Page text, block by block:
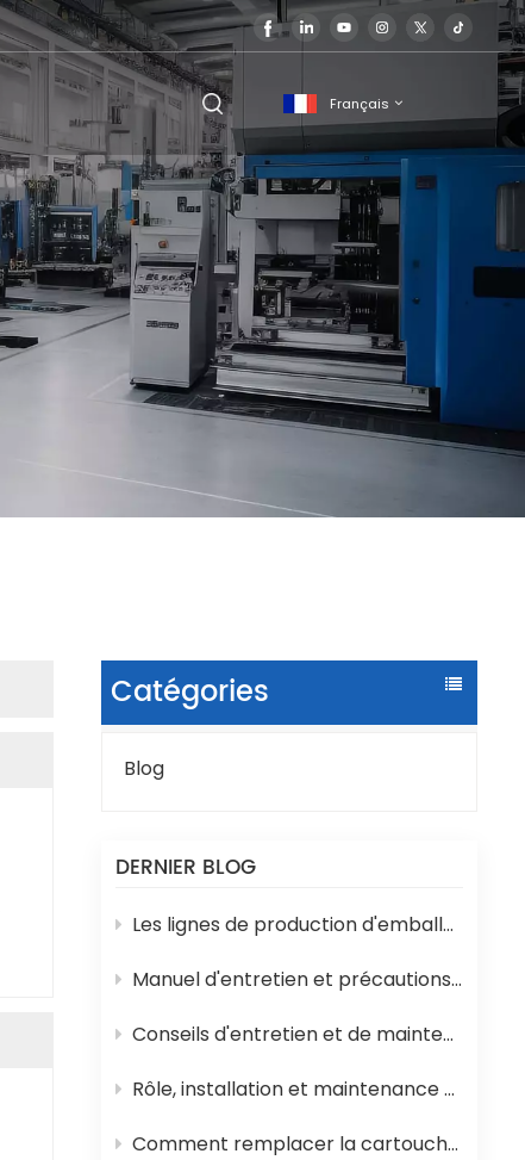
Français
English
français
Catégories
Blog
DERNIER BLOG
Les lignes de production d'emballages liquides en sachets sont sujettes à divers problèmes techniques en cours de fonctionnement.
Manuel d'entretien et précautions d'emploi de la machine de remplissage d'eau en bouteille 3 en 1
Conseils d'entretien et de maintenance pour les machines de remplissage de yaourts et de lait en pots
Rôle, installation et maintenance des équipements de stérilisation UHT pour jus
Comment remplacer la cartouche filtrante en polypropylène et la membrane d'osmose inverse d'un système d'osmose inverse